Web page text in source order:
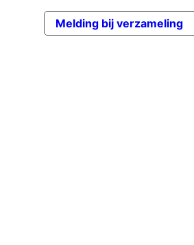
Melding bij verzameling